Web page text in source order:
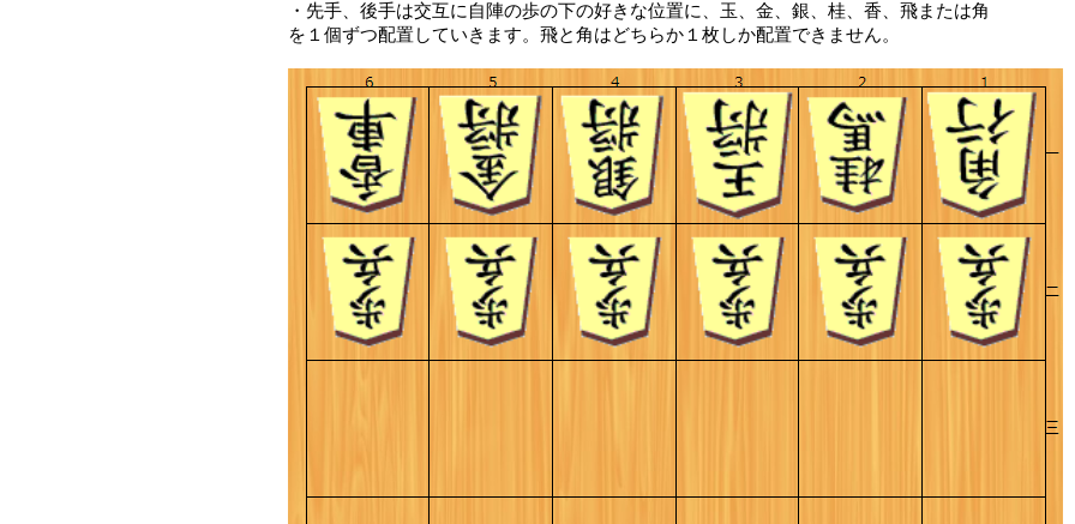
・先手、後手は交互に自陣の歩の下の好きな位置に、玉、金、銀、桂、香、飛または角
を１個ずつ配置していきます。飛と角はどちらか１枚しか配置できません。